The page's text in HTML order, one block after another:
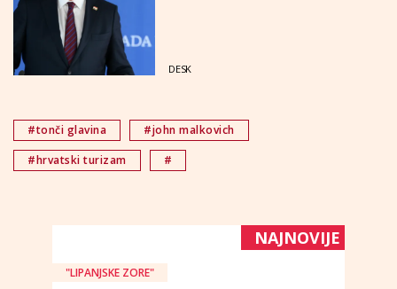
DESK
#tonči glavina
#john malkovich
#hrvatski turizam
#
NAJNOVIJE
"LIPANJSKE ZORE"